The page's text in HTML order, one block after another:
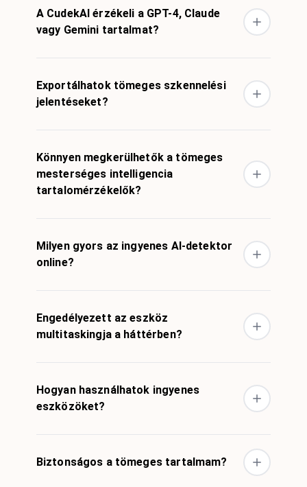
A CudekAI érzékeli a GPT-4, Claude
vagy Gemini tartalmat?
Exportálhatok tömeges szkennelési
jelentéseket?
Könnyen megkerülhetők a tömeges
mesterséges intelligencia
tartalomérzékelők?
Milyen gyors az ingyenes AI-detektor
online?
Engedélyezett az eszköz
multitaskingja a háttérben?
Hogyan használhatok ingyenes
eszközöket?
Biztonságos a tömeges tartalmam?